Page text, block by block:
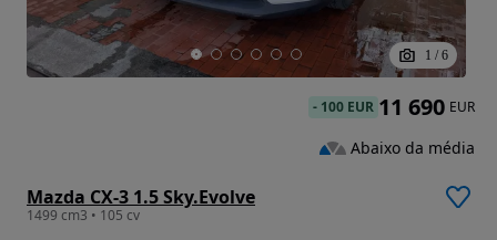
1 / 6
Mazda CX-3 1.5 Sky.Evolve
1499 cm3 • 105 cv
- 100 EUR 11 690 EUR
Abaixo da média